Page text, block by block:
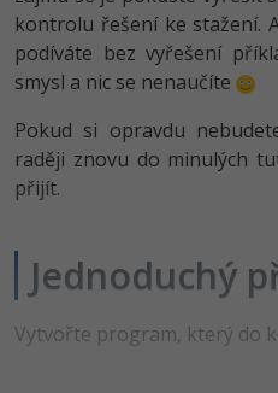
Umělá inteligence
HTML5, CSS3,
SQL a databáze
UML a návrhové
Java
PHP
JavaScript
HTML / CSS
Vývojář mobilních
C# Game developer
Tester
Systémový
C#.NET
Python -80%
JavaScript
-80%
Swift -80%
Kotlin -80%
kontrolu řešení ke stažení.
podíváte bez vyřešení
smysl a nic se nenaučíte
Pokud si opravdu
raději znovu do minulých
přijít.
Jednoduchý
Vytvořte program, který do